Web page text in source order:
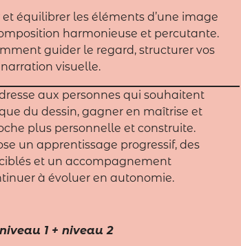
équilibrer les éléments d’une image
harmonieuse et percutante.
guider le regard, structurer vos
visuelle.
aux personnes qui souhaitent
du dessin, gagner en maîtrise et
plus personnelle et construite.
un apprentissage progressif, des
et un accompagnement
à évoluer en autonomie.
1 + niveau 2